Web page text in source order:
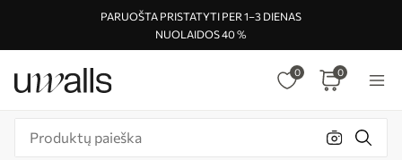
PARUOŠTA PRISTATYTI PER 1–3 DIENAS
NUOLAIDOS 40 %
0 0